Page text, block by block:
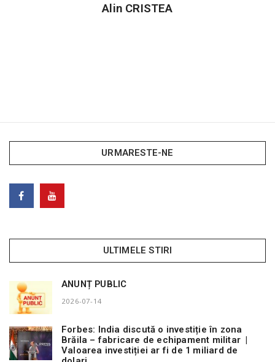
Alin CRISTEA
URMARESTE-NE
ULTIMELE STIRI
ANUNȚ PUBLIC
2026-07-14
Forbes: India discută o investiție în zona
Brăila – fabricare de echipament militar |
Valoarea investiției ar fi de 1 miliard de